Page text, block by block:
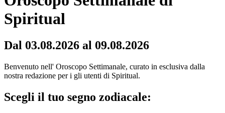
Spiritual
Dal 03.08.2026 al 09.08.2026
Benvenuto nell' Oroscopo Settimanale, curato in esclusiva dalla
nostra redazione per i gli utenti di Spiritual.
Scegli il tuo segno zodiacale: